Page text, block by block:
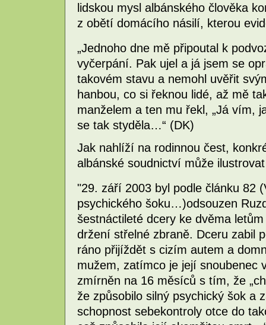
lidskou mysl albánského člověka
z obětí domácího násilí, kterou
„Jednoho dne mě připoutal k
vyčerpání. Pak ujel a já jsem se
takovém stavu a nemohl uvěřit
hanbou, co si řeknou lidé, až mě
manželem a ten mu řekl, „Já vím,
se tak styděla…“ (DK)
Jak nahlíží na rodinnou čest,
albánské soudnictví může
"29. září 2003 byl podle článku 82
psychického šoku…)odsouzen
šestnáctileté dcery ke dvěma
držení střelné zbraně. Dceru zabil
ráno přijíždět s cizím autem a
mužem, zatímco je její snoubenec
zmírněn na 16 měsíců s tím, že
že způsobilo silný psychický šok a
schopnost sebekontroly otce do